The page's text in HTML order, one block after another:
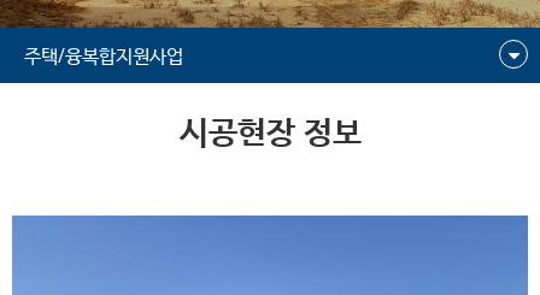
주택/융복합지원사업
시공현장 정보